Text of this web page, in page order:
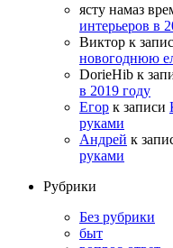
ясту намаз
интерьеров в
Виктор к
новогоднюю
DorieHib к
в 2019 году
Егор к записи
руками
Андрей к
руками
Рубрики
Без рубрики
быт